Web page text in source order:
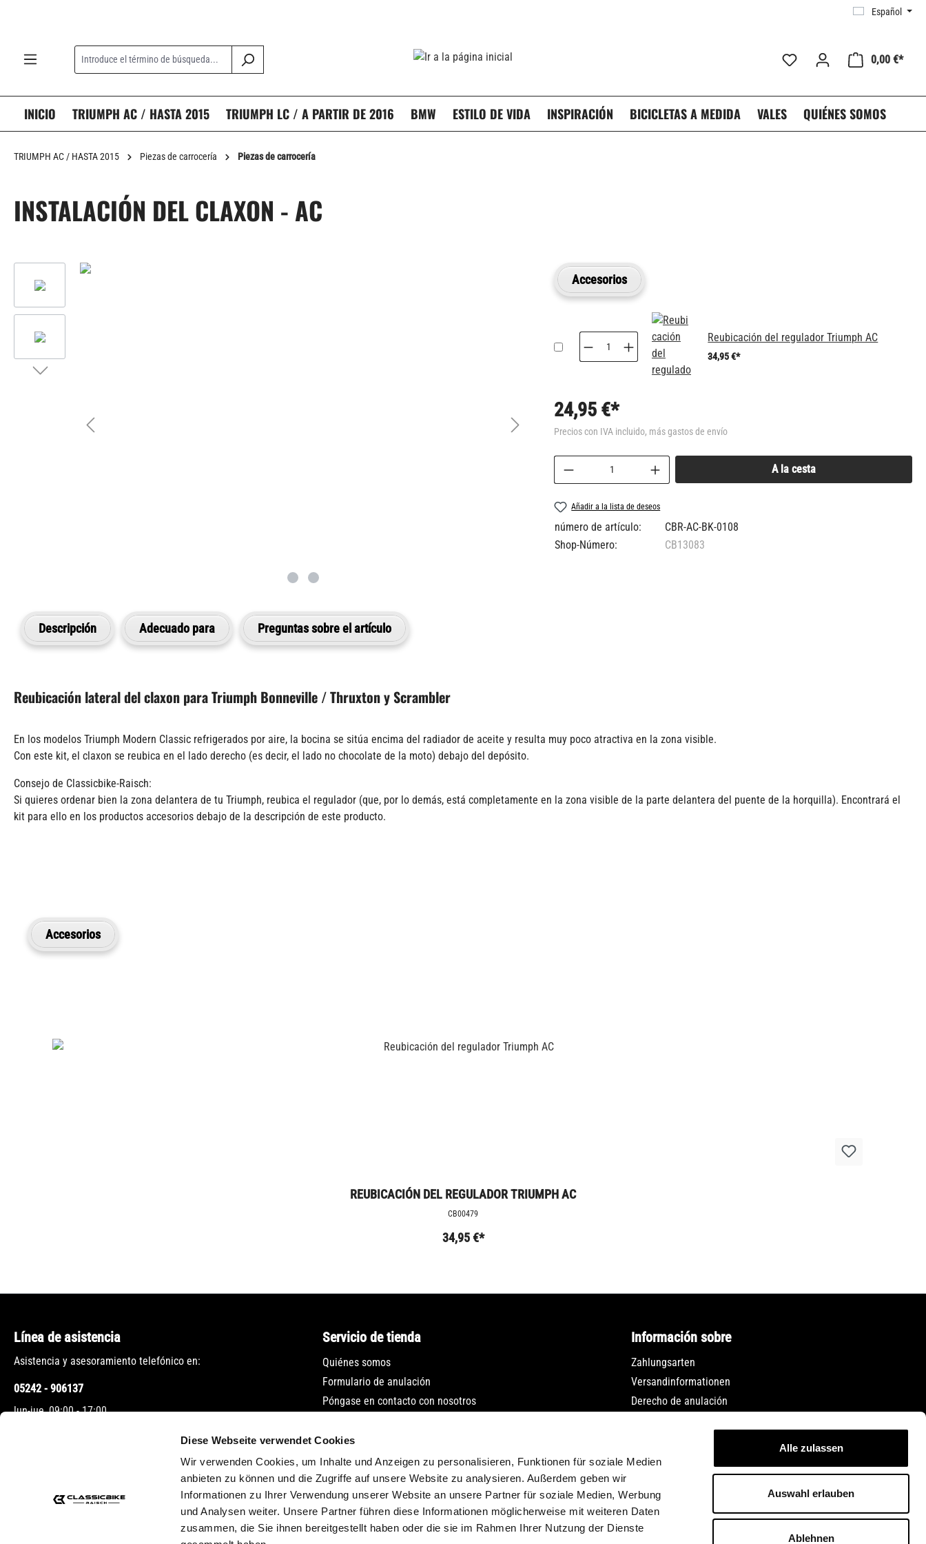
Diese Webseite verwendet Cookies
Wir verwenden Cookies, um Inhalte und Anzeigen zu personalisieren, Funktionen für soziale Medien
anbieten zu können und die Zugriffe auf unsere Website zu analysieren. Außerdem geben wir
Informationen zu Ihrer Verwendung unserer Website an unsere Partner für soziale Medien, Werbung
und Analysen weiter. Unsere Partner führen diese Informationen möglicherweise mit weiteren Daten
zusammen, die Sie ihnen bereitgestellt haben oder die sie im Rahmen Ihrer Nutzung der Dienste
Alle zulassen
Auswahl erlauben
Ablehnen
Español
0,00 €*
INICIO TRIUMPH AC / HASTA 2015 TRIUMPH LC / A PARTIR DE 2016 BMW ESTILO DE VIDA INSPIRACIÓN BICICLETAS A MEDIDA VALES QUIÉNES SOMOS
TRIUMPH AC / HASTA 2015 Piezas de carrocería Piezas de carrocería
INSTALACIÓN DEL CLAXON - AC
Omitir galería de imágenes
Accesorios
Reubicación del regulador Triumph AC
34,95 €*
24,95 €*
Precios con IVA incluido, más gastos de envío
Cantidad del producto: introduce la cantidad
A la cesta
Añadir a la lista de deseos
número de artículo:
CBR-AC-BK-0108
Shop-Número:
CB13083
Descripción Adecuado para Preguntas sobre el artículo
Reubicación lateral del claxon para Triumph Bonneville / Thruxton y Scrambler
En los modelos Triumph Modern Classic refrigerados por aire, la bocina se sitúa encima del radiador de aceite y resulta muy poco atractiva en la zona visible.
Con este kit, el claxon se reubica en el lado derecho (es decir, el lado no chocolate de la moto) debajo del depósito.
Consejo de Classicbike-Raisch:
Si quieres ordenar bien la zona delantera de tu Triumph, reubica el regulador (que, por lo demás, está completamente en la zona visible de la parte delantera del puente de la horquilla). Encontrará el
kit para ello en los productos accesorios debajo de la descripción de este producto.
Accesorios
REUBICACIÓN DEL REGULADOR TRIUMPH AC
CB00479
34,95 €*
Línea de asistencia
Asistencia y asesoramiento telefónico en:
05242 - 906137
lun-jue, 09:00 - 17:00
formulario de contacto.
Servicio de tienda
Quiénes somos
Formulario de anulación
Póngase en contacto con nosotros
Información sobre
Zahlungsarten
Versandinformationen
Derecho de anulación
Pie de imprenta